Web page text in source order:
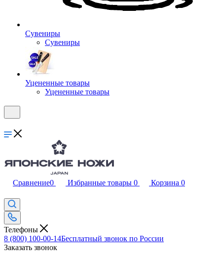
Сувениры
Сувениры
Уцененные товары
Уцененные товары
Сравнение0 Избранные товары 0 Корзина 0
Телефоны
8 (800) 100-00-14Бесплатный звонок по России
Заказать звонок